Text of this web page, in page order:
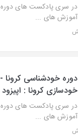
در سری پادکست های دوره
آموزش های ...
دوره خودشناسی کرونا
خودسازی کرونا :
در سری پادکست های دوره
آموزش های ...